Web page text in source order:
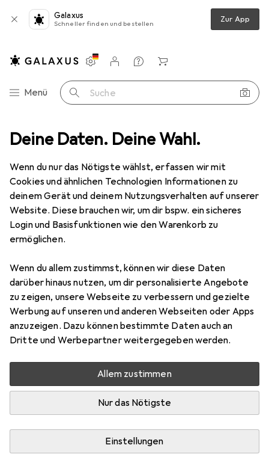
Deine Daten. Deine Wahl.
Wenn du nur das Nötigste wählst, erfassen wir mit
Cookies und ähnlichen Technologien Informationen zu
deinem Gerät und deinem Nutzungsverhalten auf unserer
Website. Diese brauchen wir, um dir bspw. ein sicheres
Login und Basisfunktionen wie den Warenkorb zu
ermöglichen.
Wenn du allem zustimmst, können wir diese Daten
darüber hinaus nutzen, um dir personalisierte Angebote
zu zeigen, unsere Webseite zu verbessern und gezielte
Werbung auf unseren und anderen Webseiten oder Apps
anzuzeigen. Dazu können bestimmte Daten auch an
Dritte und Werbepartner weitergegeben werden.
Allem zustimmen
Nur das Nötigste
Einstellungen
Galaxus
Schneller finden und bestellen Zur App
Navigation nach Kategorien
Menü Suche
Einstellungen
Kundenkonto
Vergleichslisten
Merklisten
Warenkorb
Puzzles Puzzle Ravensburger Blick aus dem Wohnwagen XXL
7 Bilder
RavensburgerBlick aus dem
Wohnwagen XXL
500 Teile
Preis in EUR inkl. MwSt.
EUR
19,90
EUR
2,92sparen
Angebot fürEUR
16,98
Nur 1 Stück an Lager beim Drittanbieter